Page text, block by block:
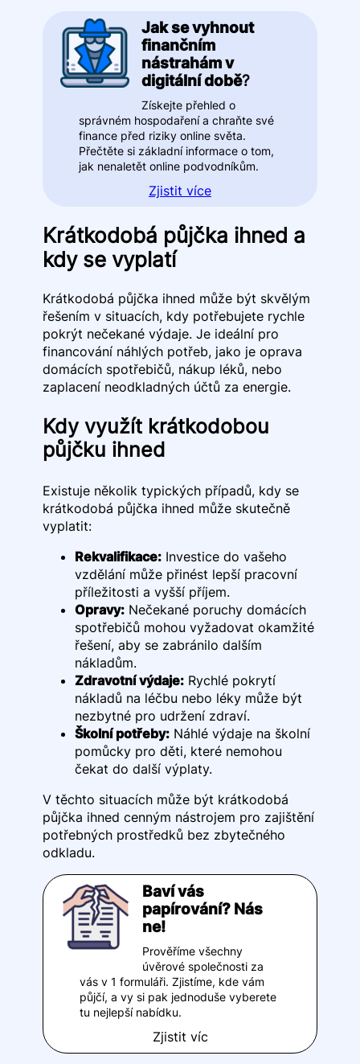
Jak se vyhnout
finančním
nástrahám v
digitální době?
Získejte přehled o
správném hospodaření a chraňte své
finance před riziky online světa.
Přečtěte si základní informace o tom,
jak nenaletět online podvodníkům.
Zjistit více
Krátkodobá půjčka ihned a
kdy se vyplatí
Krátkodobá půjčka ihned může být skvělým
řešením v situacích, kdy potřebujete rychle
pokrýt nečekané výdaje. Je ideální pro
financování náhlých potřeb, jako je oprava
domácích spotřebičů, nákup léků, nebo
zaplacení neodkladných účtů za energie.
Kdy využít krátkodobou
půjčku ihned
Existuje několik typických případů, kdy se
krátkodobá půjčka ihned může skutečně
vyplatit:
Rekvalifikace:Investice do vašeho
vzdělání může přinést lepší pracovní
příležitosti a vyšší příjem.
Opravy:Nečekané poruchy domácích
spotřebičů mohou vyžadovat okamžité
řešení, aby se zabránilo dalším
nákladům.
Zdravotní výdaje:Rychlé pokrytí
nákladů na léčbu nebo léky může být
nezbytné pro udržení zdraví.
Školní potřeby:Náhlé výdaje na školní
pomůcky pro děti, které nemohou
čekat do další výplaty.
V těchto situacích může být krátkodobá
půjčka ihned cenným nástrojem pro zajištění
potřebných prostředků bez zbytečného
odkladu.
Baví vás
papírování? Nás
ne!
Prověříme všechny
úvěrové společnosti za
vás v 1 formuláři. Zjistíme, kde vám
půjčí, a vy si pak jednoduše vyberete
tu nejlepší nabídku.
Zjistit víc